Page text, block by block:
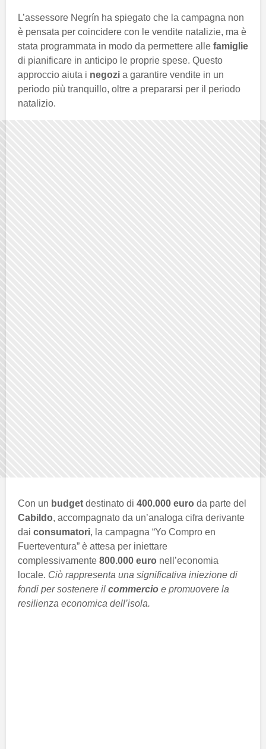
L’assessore Negrín ha spiegato che la campagna non
è pensata per coincidere con le vendite natalizie, ma è
stata programmata in modo da permettere alle famiglie
di pianificare in anticipo le proprie spese. Questo
approccio aiuta i negozi a garantire vendite in un
periodo più tranquillo, oltre a prepararsi per il periodo
natalizio.
Con un budget destinato di 400.000 euro da parte del
Cabildo, accompagnato da un’analoga cifra derivante
dai consumatori, la campagna “Yo Compro en
Fuerteventura” è attesa per iniettare
complessivamente 800.000 euro nell’economia
locale. Ciò rappresenta una significativa iniezione di
fondi per sostenere il commercio e promuovere la
resilienza economica dell’isola.